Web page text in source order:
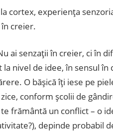
cortex, experienţa
creier.
ai senzaţii în creier, ci în
nivel de idee, în sensul în
O băşică îţi iese pe
conform şcolii de
frământă un conflict – o
depinde probabil